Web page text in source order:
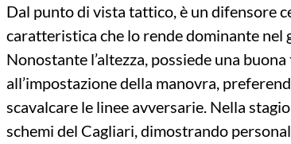
Dal punto di vista tattico, è un difensore
caratteristica che lo rende dominante nel
Nonostante l’altezza, possiede una
all’impostazione della manovra,
scavalcare le linee avversarie. Nella
schemi del Cagliari, dimostrando